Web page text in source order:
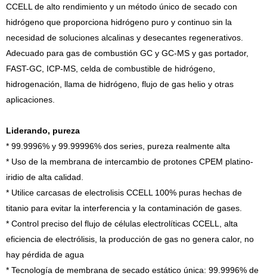
CCELL de alto rendimiento y un método único de secado con
hidrógeno que proporciona hidrógeno puro y continuo sin la
necesidad de soluciones alcalinas y desecantes regenerativos.
Adecuado para gas de combustión GC y GC-MS y gas portador,
FAST-GC, ICP-MS, celda de combustible de hidrógeno,
hidrogenación, llama de hidrógeno, flujo de gas helio y otras
aplicaciones.
Liderando, pureza
* 99.9996% y 99.99996% dos series, pureza realmente alta
* Uso de la membrana de intercambio de protones CPEM platino-
iridio de alta calidad.
* Utilice carcasas de electrolisis CCELL 100% puras hechas de
titanio para evitar la interferencia y la contaminación de gases.
* Control preciso del flujo de células electrolíticas CCELL, alta
eficiencia de electrólisis, la producción de gas no genera calor, no
hay pérdida de agua
* Tecnología de membrana de secado estático única: 99.9996% de